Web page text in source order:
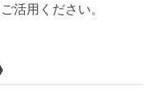
活用ください。